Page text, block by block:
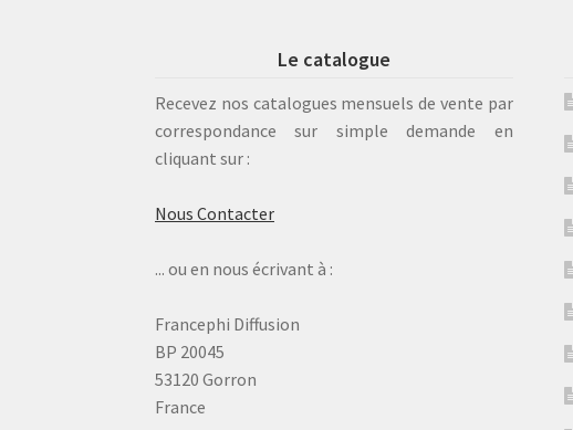
Le catalogue
Recevez nos catalogues mensuels de vente par
correspondance sur simple demande en
cliquant sur :
Nous Contacter
... ou en nous écrivant à :
Francephi Diffusion
BP 20045
53120 Gorron
France